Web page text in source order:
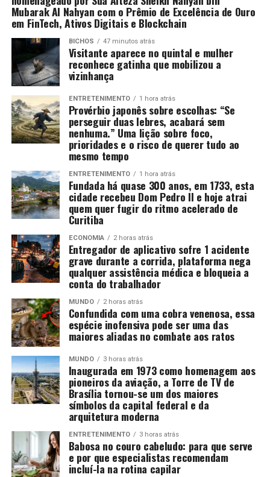
Mubarak Al Nahyan com o Prêmio de Excelência de Ouro
em FinTech, Ativos Digitais e Blockchain
BICHOS 47 minutos atrás
Visitante aparece no quintal e mulher
reconhece gatinha que mobilizou a
vizinhança
ENTRETENIMENTO 1 hora atrás
Provérbio japonês sobre escolhas: “Se
perseguir duas lebres, acabará sem
nenhuma.” Uma lição sobre foco,
prioridades e o risco de querer tudo ao
mesmo tempo
ENTRETENIMENTO 1 hora atrás
Fundada há quase 300 anos, em 1733, esta
cidade recebeu Dom Pedro II e hoje atrai
quem quer fugir do ritmo acelerado de
Curitiba
ECONOMIA 2 horas atrás
Entregador de aplicativo sofre 1 acidente
grave durante a corrida, plataforma nega
qualquer assistência médica e bloqueia a
conta do trabalhador
MUNDO 2 horas atrás
Confundida com uma cobra venenosa, essa
espécie inofensiva pode ser uma das
maiores aliadas no combate aos ratos
MUNDO 3 horas atrás
Inaugurada em 1973 como homenagem aos
pioneiros da aviação, a Torre de TV de
Brasília tornou-se um dos maiores
símbolos da capital federal e da
arquitetura moderna
ENTRETENIMENTO 3 horas atrás
Babosa no couro cabeludo: para que serve
e por que especialistas recomendam
incluí-la na rotina capilar